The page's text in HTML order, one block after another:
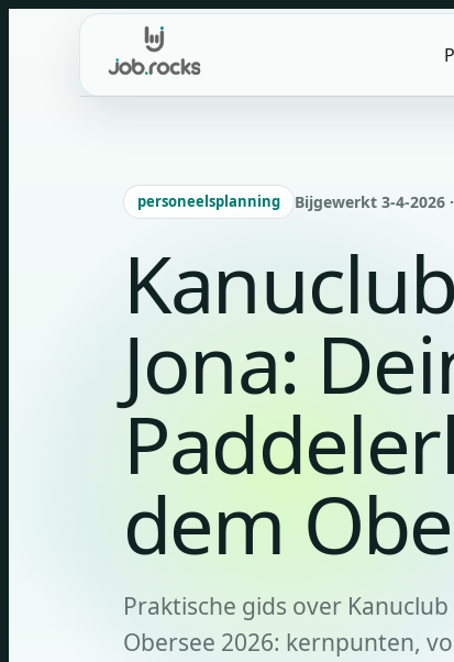
personeelsplanning Bijgewerkt 3-4-2026
Jona:
dem
Praktische gids over
Obersee 2026: kernpunten,